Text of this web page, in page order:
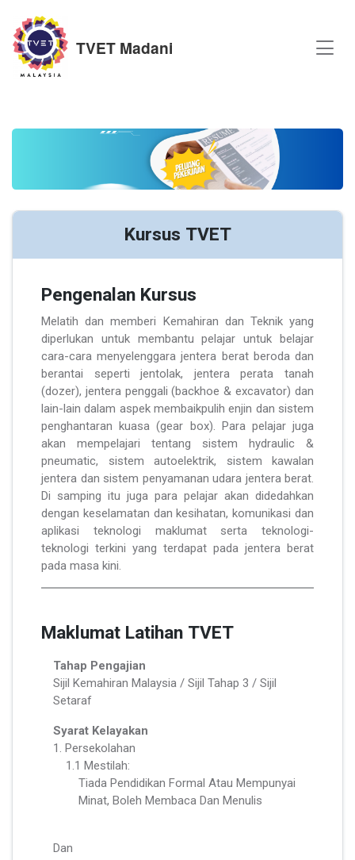
TVET Madani
Kursus TVET
Pengenalan Kursus
Melatih dan memberi Kemahiran dan Teknik yang
diperlukan untuk membantu pelajar untuk belajar
cara-cara menyelenggara jentera berat beroda dan
berantai seperti jentolak, jentera perata tanah
(dozer), jentera penggali (backhoe & excavator) dan
lain-lain dalam aspek membaikpulih enjin dan sistem
penghantaran kuasa (gear box). Para pelajar juga
akan mempelajari tentang sistem hydraulic &
pneumatic, sistem autoelektrik, sistem kawalan
jentera dan sistem penyamanan udara jentera berat.
Di samping itu juga para pelajar akan didedahkan
dengan keselamatan dan kesihatan, komunikasi dan
aplikasi teknologi maklumat serta teknologi-
teknologi terkini yang terdapat pada jentera berat
pada masa kini.
Maklumat Latihan TVET
Tahap Pengajian
Sijil Kemahiran Malaysia / Sijil Tahap 3 / Sijil
Setaraf
Syarat Kelayakan
1. Persekolahan
1.1 Mestilah:
Tiada Pendidikan Formal Atau Mempunyai
Minat, Boleh Membaca Dan Menulis
Dan